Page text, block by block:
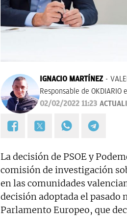
IGNACIO MARTÍNEZ
Responsable de
02/02/2022 11:23
La decisión de PSOE y
comisión de investigación
en las comunidades
decisión adoptada el
Parlamento Europeo, que